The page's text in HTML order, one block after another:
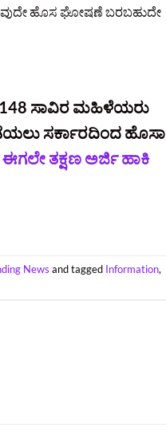
ಹೊಸ ಘೋಷಣೆ ಬರಬಹುದೇ
: 148 ಸಾವಿರ ಮಹಿಳೆಯರು
ಸರ್ಕಾರದಿಂದ ಹೊಸಾ
ತಕ್ಷಣ ಅರ್ಜಿ ಹಾಕಿ
News and tagged Information,